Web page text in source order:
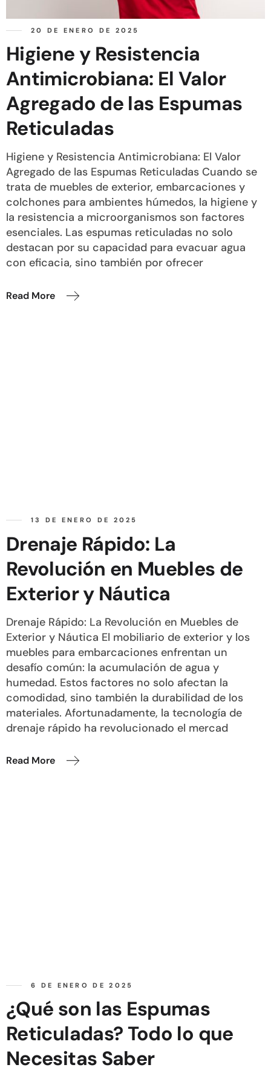
20 DE ENERO DE 2025
Higiene y Resistencia
Antimicrobiana: El Valor
Agregado de las Espumas
Reticuladas
Higiene y Resistencia Antimicrobiana: El Valor
Agregado de las Espumas Reticuladas Cuando se
trata de muebles de exterior, embarcaciones y
colchones para ambientes húmedos, la higiene y
la resistencia a microorganismos son factores
esenciales. Las espumas reticuladas no solo
destacan por su capacidad para evacuar agua
con eficacia, sino también por ofrecer
Read More
13 DE ENERO DE 2025
Drenaje Rápido: La
Revolución en Muebles de
Exterior y Náutica
Drenaje Rápido: La Revolución en Muebles de
Exterior y Náutica El mobiliario de exterior y los
muebles para embarcaciones enfrentan un
desafío común: la acumulación de agua y
humedad. Estos factores no solo afectan la
comodidad, sino también la durabilidad de los
materiales. Afortunadamente, la tecnología de
drenaje rápido ha revolucionado el mercad
Read More
6 DE ENERO DE 2025
¿Qué son las Espumas
Reticuladas? Todo lo que
Necesitas Saber